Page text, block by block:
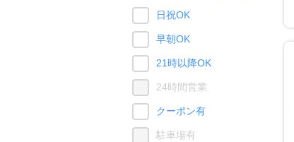
日祝OK
早朝OK
21時以降OK
24時間営業
クーポン有
駐車場有